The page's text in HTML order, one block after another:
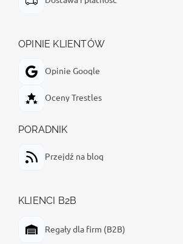
OPINIE KLIENTÓW
Opinie Google
Oceny Trestles
PORADNIK
Przejdź na blog
KLIENCI B2B
Regały dla firm (B2B)